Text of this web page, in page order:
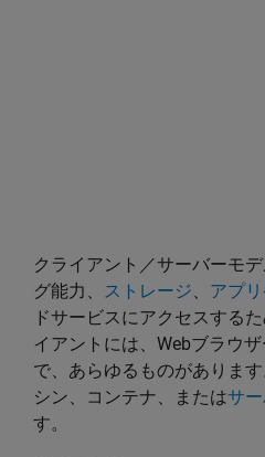
クライアント／サーバーモ
グ能力、
ストレージ アプ
ドサービスにアクセスする
イアントには、Webブラウ
で、あらゆるものがありま
シン、コンテナ、またはサ
す。